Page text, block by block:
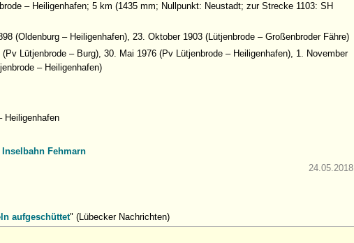
– Heiligenhafen; 5 km (1435 mm; Nullpunkt: Neustadt; zur Strecke 1103: SH
(Oldenburg – Heiligenhafen), 23. Oktober 1903 (Lütjenbrode – Großenbroder Fähre)
(Pv Lütjenbrode – Burg), 30. Mai 1976 (Pv Lütjenbrode – Heiligenhafen), 1. November
– Heiligenhafen)
Heiligenhafen
Fehmarn
24.05.2018
aufgeschüttet" (Lübecker Nachrichten)